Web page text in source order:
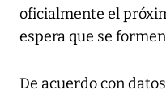
oficialmente el
espera que se
De acuerdo con